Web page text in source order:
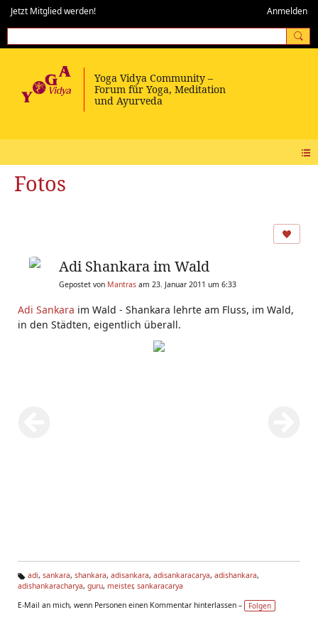
Jetzt Mitglied werden! Anmelden
Fotos
Adi Shankara im Wald
Gepostet von Mantras am 23. Januar 2011 um 6:33
Adi Sankara im Wald - Shankara lehrte am Fluss, im Wald,
in den Städten, eigentlich überall.
Ta
s:
adi, sankara, shankara, adisankara, adisankaracarya, adishankara,
adishankaracharya, guru, meister, sankaracarya
E-Mail an mich, wenn Personen einen Kommentar hinterlassen –
Folgen